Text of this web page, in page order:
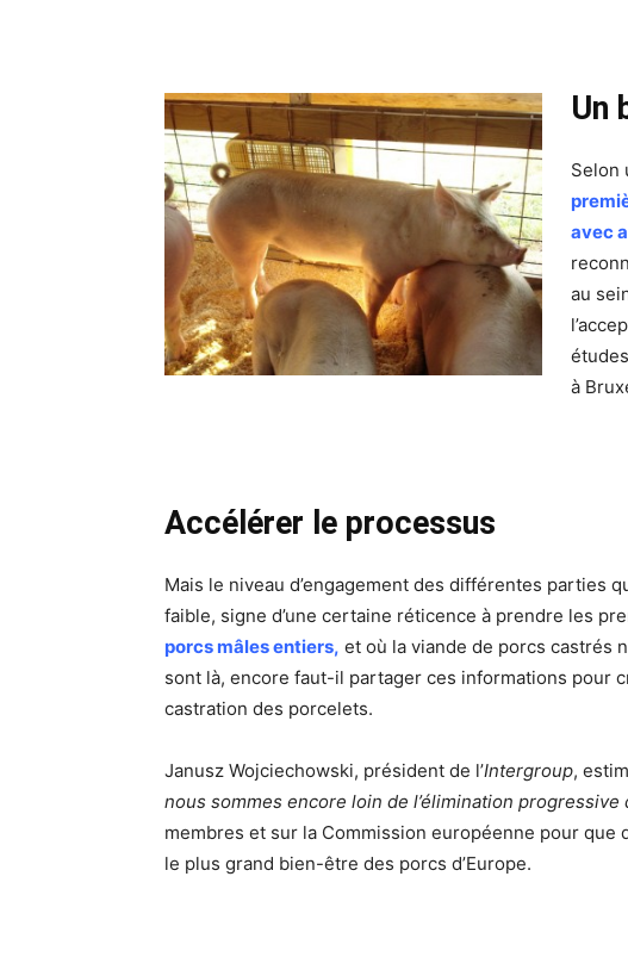
Un
Selon
avec
au
à
Accélérer le processus
Mais le niveau d’engagement des différentes
faible, signe d’une certaine réticence à prendre les
porcs mâles entiers, et où la viande de porcs castrés
sont là, encore faut-il partager ces informations pour
castration des porcelets.
Janusz Wojciechowski, président de l’Intergroup,
nous sommes encore loin de l’élimination
membres et sur la Commission européenne pour
le plus grand bien-être des porcs d’Europe.